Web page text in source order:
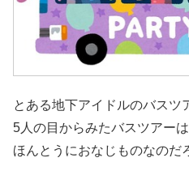
とある地下アイドルのバスツ
5人の目からみたバスツアーは
ほんとうにおなじものなのだ